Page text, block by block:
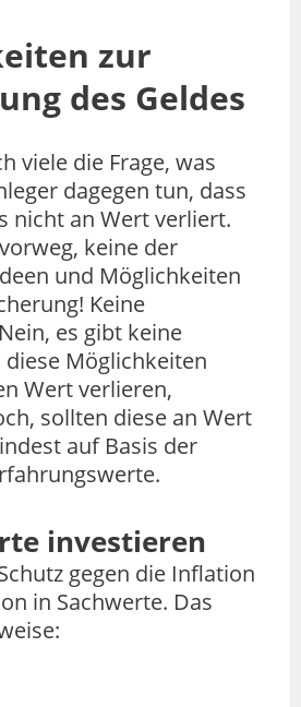
zur
des Geldes
viele die Frage, was
dagegen tun, dass
nicht an Wert verliert.
keine der
und Möglichkeiten
Keine
es gibt keine
diese Möglichkeiten
Wert verlieren,
sollten diese an Wert
auf Basis der
investieren
gegen die Inflation
in Sachwerte. Das